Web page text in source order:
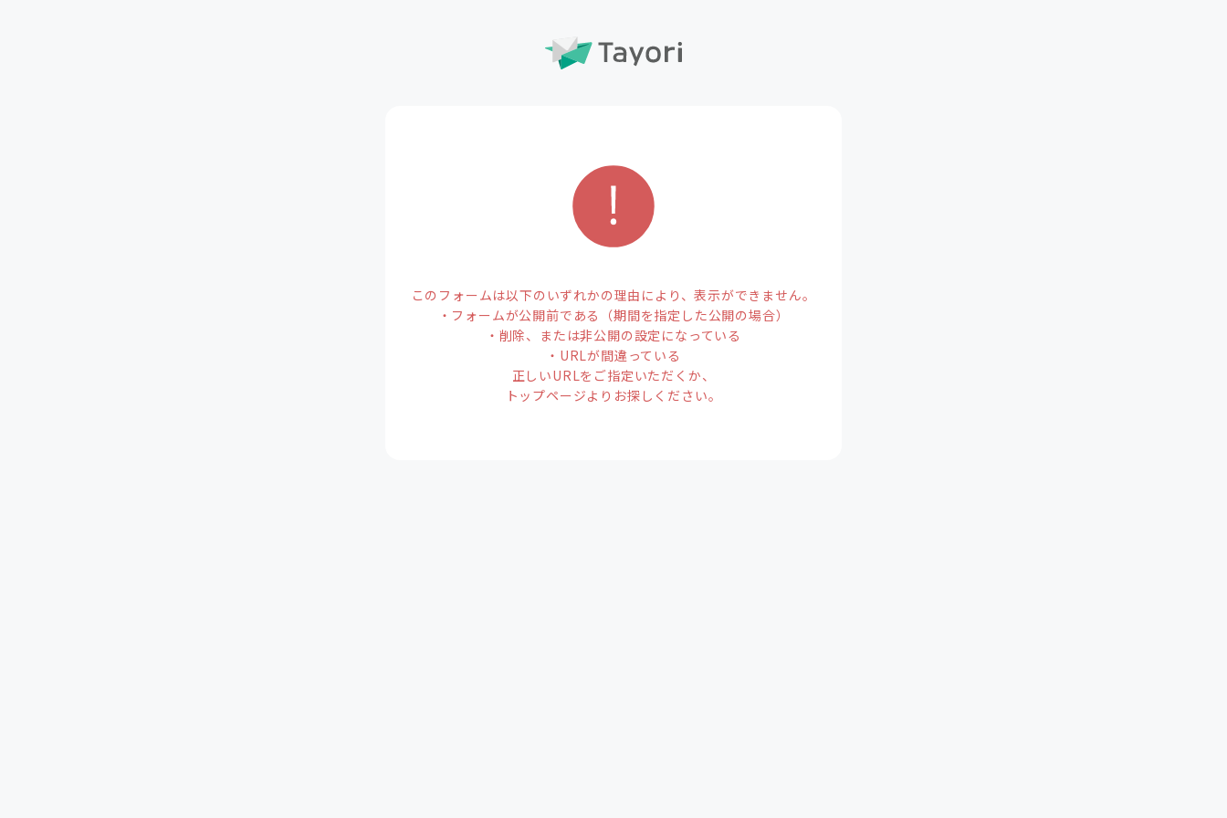
このフォームは以下のいずれかの理由により、表示ができません。
・フォームが公開前である（期間を指定した公開の場合）
・削除、または非公開の設定になっている
・URLが間違っている
正しいURLをご指定いただくか、
トップページよりお探しください。